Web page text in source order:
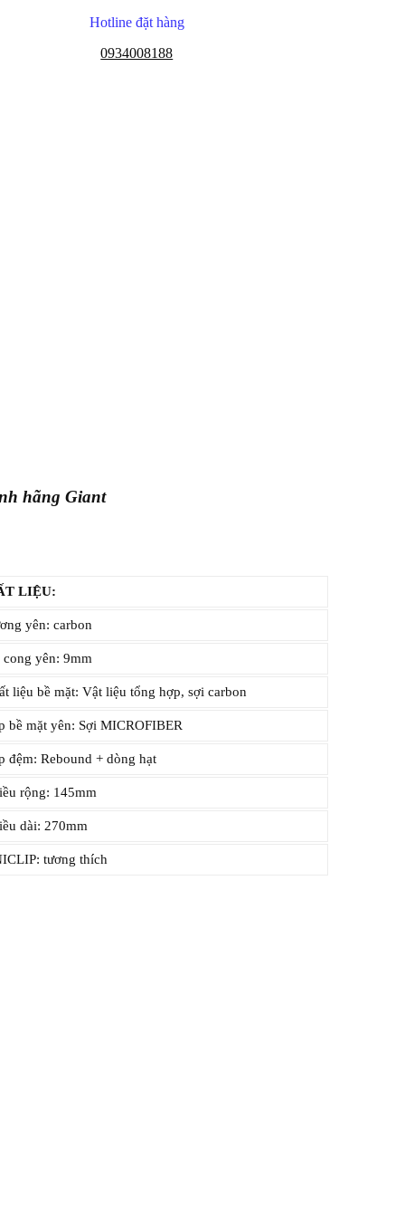
Hotline đặt hàng
0934008188
hãng Giant
LIỆU:
yên: carbon
yên: 9mm
liệu bề mặt: Vật liệu tổng hợp, sợi carbon
bề mặt yên: Sợi MICROFIBER
đệm: Rebound + dòng hạt
rộng: 145mm
dài: 270mm
tương thích